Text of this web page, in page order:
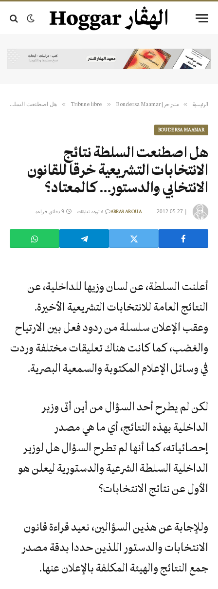
الرئيسية » منبر حر | Tribune libre » Boudersa Maamar
» هل اصطنعت السلطة نتائج الانتخابات التشريعية خرقا للقانون الانتخابي والدستور… كالمعتاد؟
BOUDERSA MAAMAR
هل اصطنعت السلطة نتائج
الانتخابات التشريعية خرقا للقانون
الانتخابي والدستور… كالمعتاد؟
|
ABBAS AROUA 2012-05-27 لا توجد تعليقات 9 دقائق قراءة
أعلنت السلطة، عن لسان وزيها للداخلية، عن
النتائج العامة للانتخابات التشريعية الأخيرة.
وعقب الإعلان سلسلة من ردود فعل بين الارتياح
والغضب، كما كانت هناك تعليقات مختلفة وردت
في وسائل الإعلام المكتوبة والسمعية البصرية.
لكن لم يطرح أحد السؤال من أين أتى وزير
الداخلية بهذه النتائج، أي ما هي مصدر
إحصائياته، كما أنها لم تطرح السؤال هل لوزير
الداخلية السلطة الشرعية والدستورية ليعلن هو
الأول عن نتائج الانتخابات؟
وللإجابة عن هذين السؤالين، نعيد قراءة قانون
الانتخابات والدستور اللذين حددا بدقة مصدر
جمع النتائج والهيئة المكلفة بالإعلان عنها.